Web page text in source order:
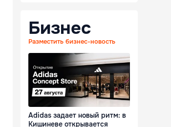
Бизнес
Разместить бизнес-новость
Adidas задает новый ритм: в
Кишиневе открывается